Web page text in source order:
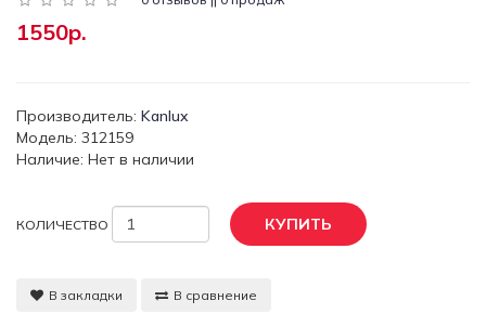
1550р.
Производитель: Kanlux
Модель: 312159
Наличие: Нет в наличии
КОЛИЧЕСТВО КУПИТЬ
В закладки В сравнение